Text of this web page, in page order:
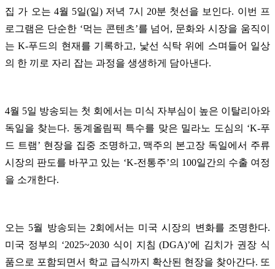
집 가 오는 4월 5일(일) 저녁 7시 20분 첫선을 보인다. 이번 프
로그램은 단순한 ‘먹는 콘텐츠’를 넘어, 문화와 시장을 움직이
는 K-푸드의 현재를 기록하고, 낯선 식탁 위에 스며들어 일상
의 한 끼로 자리 잡는 과정을 생생하게 담아낸다.
4월 5일 방송되는 첫 회에서는 미식 자부심이 높은 이탈리아와
독일을 찾는다. 동계올림픽 특수를 맞은 밀라노 도심의 ‘K-푸
드 트램’ 현장을 집중 조명하고, 맥주의 본고장 독일에서 주류
시장의 판도를 바꾸고 있는 ‘K-전통주’의 100일간의 수출 여정
을 소개한다.
오는 5월 방송되는 2회에서는 미국 시장의 변화를 조명한다.
미국 정부의 ‘2025~2030 식이 지침 (DGA)’에 김치가 권장 식
품으로 포함되면서 학교 급식까지 확산된 현장을 찾아간다. 또